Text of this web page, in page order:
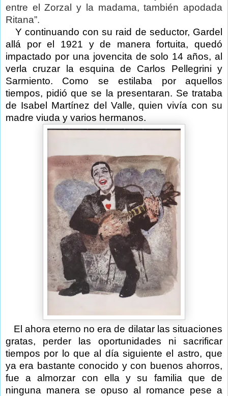
entre el Zorzal y la madama, también apodada
Ritana”.
Y continuando con su raid de seductor, Gardel
allá por el 1921 y de manera fortuita, quedó
impactado por una jovencita de solo 14 años, al
verla cruzar la esquina de Carlos Pellegrini y
Sarmiento. Como se estilaba por aquellos
tiempos, pidió que se la presentaran. Se trataba
de Isabel Martínez del Valle, quien vivía con su
madre viuda y varios hermanos.
El ahora eterno no era de dilatar las situaciones
gratas, perder las oportunidades ni sacrificar
tiempos por lo que al día siguiente el astro, que
ya era bastante conocido y con buenos ahorros,
fue a almorzar con ella y su familia que de
ninguna manera se opuso al romance pese a